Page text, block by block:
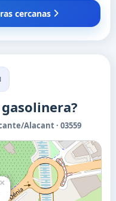
cercanas
Alacant · 03559
×